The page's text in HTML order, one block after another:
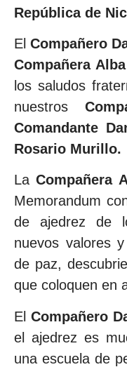
República de
El Compañero
Compañera
los saludos
nuestros
Comandante
Rosario Murillo.
La Compañera
Memorandum
de ajedrez de
nuevos valores
de paz,
que coloquen en
El Compañero
el ajedrez es
una escuela de